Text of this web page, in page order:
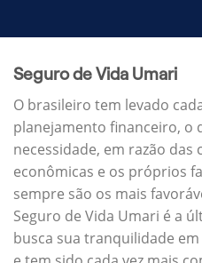
Seguro de Vida Umari
O brasileiro tem levado
planejamento financeiro, o
necessidade, em razão
econômicas e os próprios
sempre são os mais
Seguro de Vida Umari é a
busca sua tranquilidade